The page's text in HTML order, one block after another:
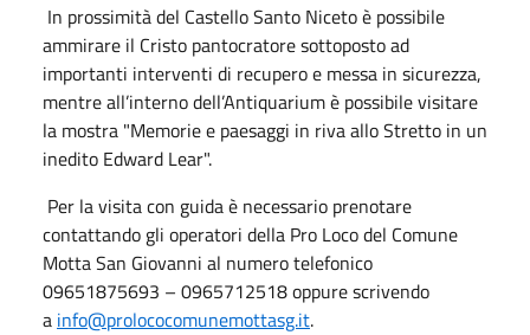
In prossimità del Castello Santo Niceto è possibile
ammirare il Cristo pantocratore sottoposto ad
importanti interventi di recupero e messa in sicurezza,
mentre all’interno dell’Antiquarium è possibile visitare
la mostra "Memorie e paesaggi in riva allo Stretto in un
inedito Edward Lear".
Per la visita con guida è necessario prenotare
contattando gli operatori della Pro Loco del Comune
Motta San Giovanni al numero telefonico
09651875693 – 0965712518 oppure scrivendo
a info@prolococomunemottasg.it.